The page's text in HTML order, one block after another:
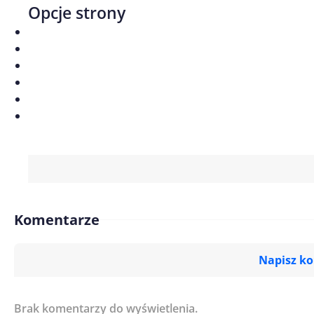
Opcje strony
Komentarze
Napisz
Imię/ Nick*
Brak komentarzy do wyświetlenia.